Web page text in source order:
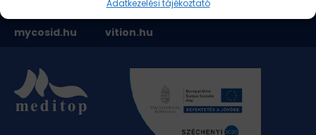
Adatkezelési tájékoztató
nodorylcomplex.hu
mycosid.hu vition.hu